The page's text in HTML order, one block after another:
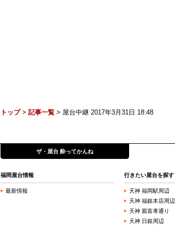
トップ> 記事一覧 > 屋台中継 2017年3月31日 18:48
ザ・屋台 酔ってかんね
福岡屋台情報
最新情報
行きたい屋台を探す
天神 福岡駅周辺
天神 福銀本店周辺
天神 親富孝通り
天神 日銀周辺